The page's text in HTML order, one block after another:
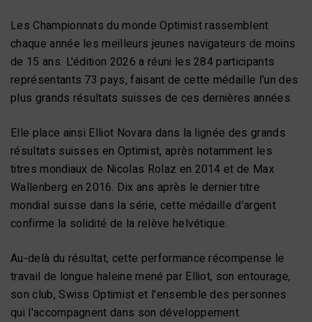
Les Championnats du monde Optimist rassemblent
chaque année les meilleurs jeunes navigateurs de moins
de 15 ans. L'édition 2026 a réuni les 284 participants
représentants 73 pays, faisant de cette médaille l'un des
plus grands résultats suisses de ces dernières années.
Elle place ainsi Elliot Novara dans la lignée des grands
résultats suisses en Optimist, après notamment les
titres mondiaux de Nicolas Rolaz en 2014 et de Max
Wallenberg en 2016. Dix ans après le dernier titre
mondial suisse dans la série, cette médaille d’argent
confirme la solidité de la relève helvétique.
Au-delà du résultat, cette performance récompense le
travail de longue haleine mené par Elliot, son entourage,
son club, Swiss Optimist et l'ensemble des personnes
qui l'accompagnent dans son développement.